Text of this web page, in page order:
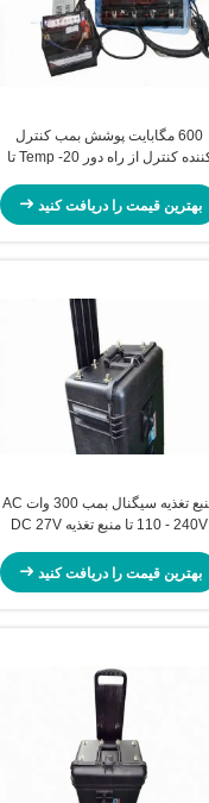
600 مگابایت پوشش بمب کنترل
کننده کنترل از راه دور Temp -20 تا
بهترین قیمت را دریافت کنید
منبع تغذیه سیگنال بمب 300 وات AC
110 - 240V تا منبع تغذیه DC 27V
بهترین قیمت را دریافت کنید